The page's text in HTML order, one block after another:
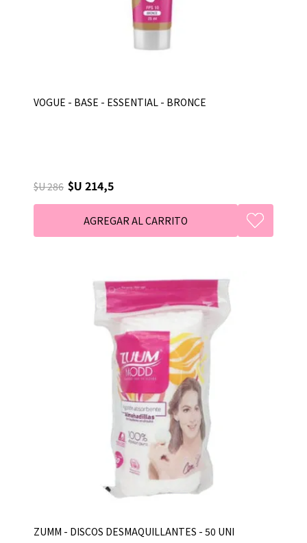
VOGUE - BASE - ESSENTIAL - BRONCE
$U 286 $U 214,5
ZUMM - DISCOS DESMAQUILLANTES - 50 UNI